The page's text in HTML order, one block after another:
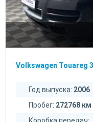
Volkswagen Touareg
Год выпуска: 2006
Пробег: 272768 км